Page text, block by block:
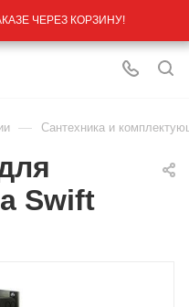
ЧЕРЕЗ КОРЗИНУ!
— Сантехника и
Swift